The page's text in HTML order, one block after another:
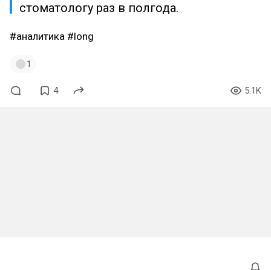
стоматологу раз в полгода.
#аналитика #long
1
4 5.1K